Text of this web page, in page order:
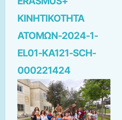
ΚΙΝΗΤΙΚΟΤΗΤΑ
ΑΤΟΜΩΝ-2024-1-
EL01-KA121-SCH-
000221424